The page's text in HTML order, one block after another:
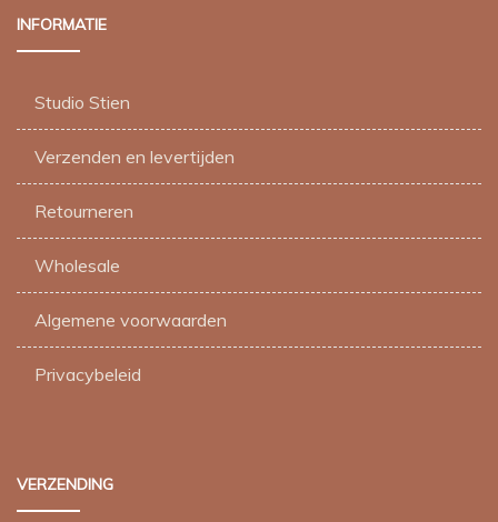
INFORMATIE
Studio Stien
Verzenden en levertijden
Retourneren
Wholesale
Algemene voorwaarden
Privacybeleid
VERZENDING